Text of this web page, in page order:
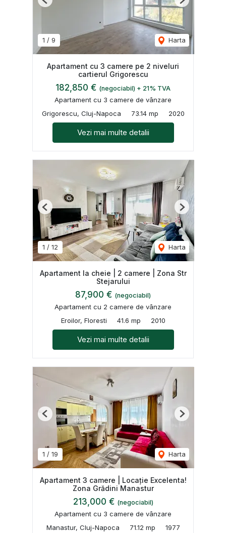
1 / 9 Harta
Previous Next
Apartament cu 3 camere pe 2 niveluri
cartierul Grigorescu
182,850 € (negociabil) + 21% TVA
Apartament cu 3 camere de vânzare
Grigorescu, Cluj-Napoca
73.14 mp 2020
Vezi mai multe detalii
1 / 12 Harta
Previous Next
Apartament la cheie | 2 camere | Zona Str
Stejarului
87,900 € (negociabil)
Apartament cu 2 camere de vânzare
Eroilor, Floresti
41.6 mp 2010
Vezi mai multe detalii
1 / 19 Harta
Previous Next
Apartament 3 camere | Locație Excelenta!
Zona Grădini Manastur
213,000 € (negociabil)
Apartament cu 3 camere de vânzare
Manastur, Cluj-Napoca
71.12 mp 1977